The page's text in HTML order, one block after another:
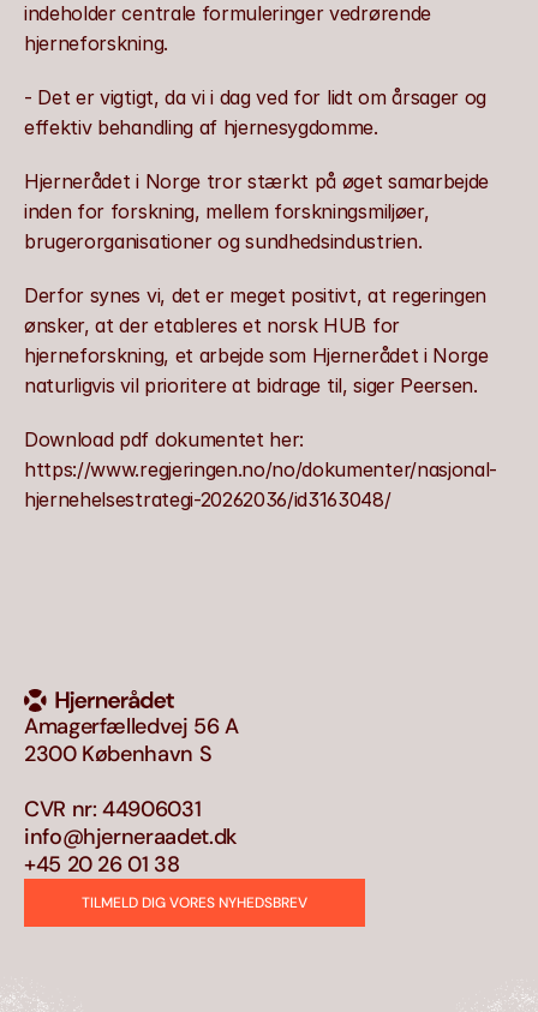
indeholder centrale formuleringer vedrørende
hjerneforskning.
- Det er vigtigt, da vi i dag ved for lidt om årsager og
effektiv behandling af hjernesygdomme.
Hjernerådet i Norge tror stærkt på øget samarbejde
inden for forskning, mellem forskningsmiljøer,
brugerorganisationer og sundhedsindustrien.
Derfor synes vi, det er meget positivt, at regeringen
ønsker, at der etableres et norsk HUB for
hjerneforskning, et arbejde som Hjernerådet i Norge
naturligvis vil prioritere at bidrage til, siger Peersen.
Download pdf dokumentet her:
https://www.regjeringen.no/no/dokumenter/nasjonal-
hjernehelsestrategi-20262036/id3163048/
Amagerfælledvej 56 A
2300 København S
CVR nr: 44906031
info@hjerneraadet.dk
+45 20 26 01 38
TILMELD DIG VORES NYHEDSBREV